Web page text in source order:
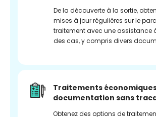
De la découverte à la sortie,
mises à jour régulières sur le
traitement avec une assistance
des cas, y compris divers
Traitements
documentation sans
Obtenez des options de